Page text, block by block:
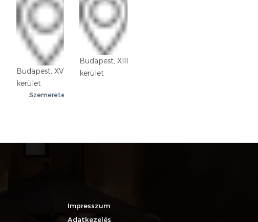
Budapest, XVIII.
kerület
Szemeretelep
Budapest, XIII.
kerület
Impresszum
Adatkezelés